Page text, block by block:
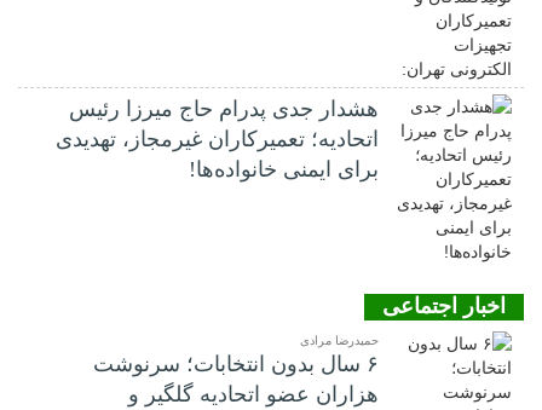
هشدار جدی پدرام حاج میرزا رئیس
اتحادیه؛ تعمیرکاران غیرمجاز، تهدیدی
برای ایمنی خانواده‌ها!
اخبار اجتماعی
حمیدرضا مرادی
۶ سال بدون انتخابات؛ سرنوشت
هزاران عضو اتحادیه گلگیر و